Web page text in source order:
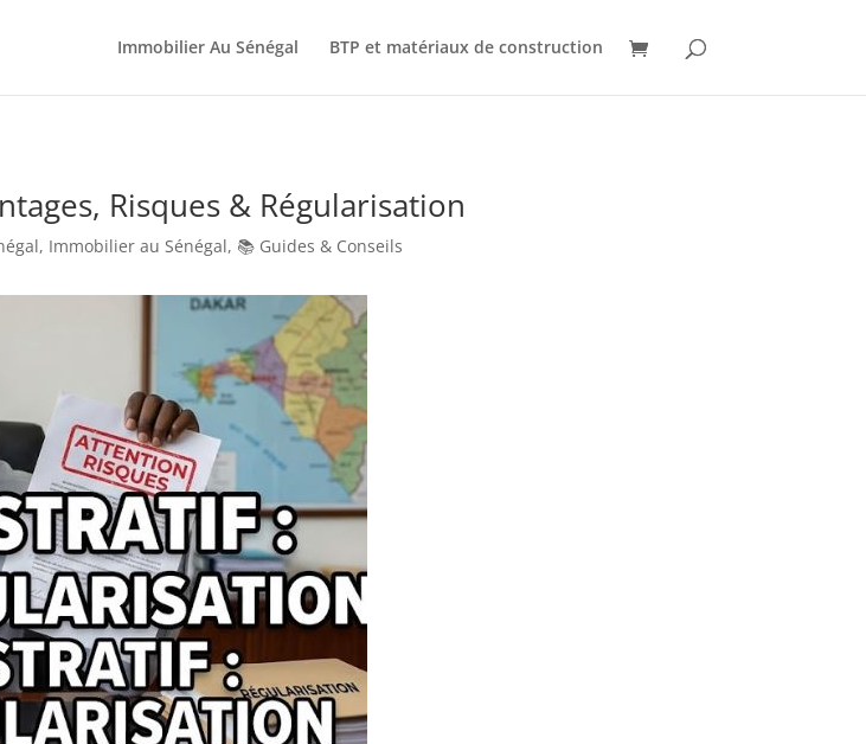
Immobilier Au Sénégal BTP et matériaux de construction
Risques & Régularisation
, Immobilier au Sénégal, 📚 Guides & Conseils